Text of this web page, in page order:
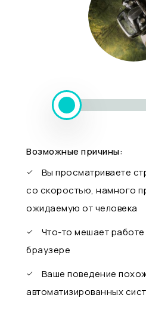
Возможные причины:
Вы просматриваете
со скоростью, намного
ожидаемую от человека
Что-то мешает
браузере
Ваше поведение
автоматизированных